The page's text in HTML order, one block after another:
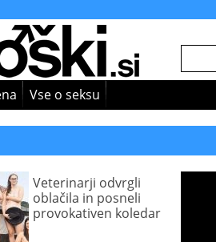
Vse o seksu
Veterinarji odvrgli
oblačila in posneli
provokativen koledar